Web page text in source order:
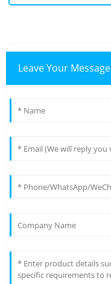
Leave Your Message